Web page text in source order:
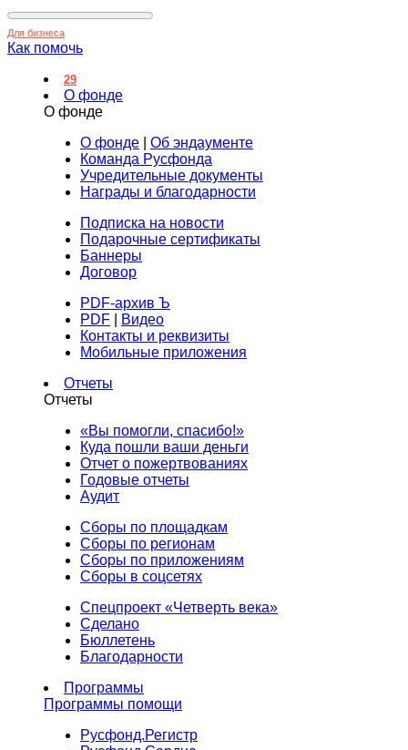
Для бизнеса
Как помочь
29
О фонде
О фонде
О фонде
Об эндаументе
Команда Русфонда
Учредительные документы
Награды и благодарности
Подписка на новости
Подарочные сертификаты
Баннеры
Договор
PDF-архив Ъ
PDF
Видео
Контакты и реквизиты
Мобильные приложения
Отчеты
Отчеты
«Вы помогли, спасибо!»
Куда пошли ваши деньги
Отчет о пожертвованиях
Годовые отчеты
Аудит
Сборы по площадкам
Сборы по регионам
Сборы по приложениям
Сборы в соцсетях
Спецпроект «Четверть века»
Сделано
Бюллетень
Благодарности
Программы
Программы помощи
Русфонд.Регистр